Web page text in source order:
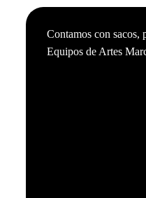
Contamos con sacos,
Equipos de Artes